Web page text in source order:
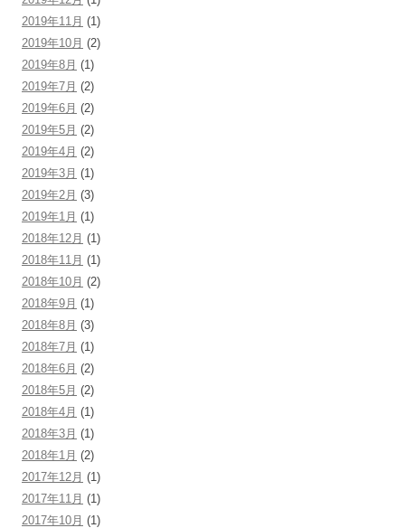
2019年11月 (1)
2019年10月 (2)
2019年8月 (1)
2019年7月 (2)
2019年6月 (2)
2019年5月 (2)
2019年4月 (2)
2019年3月 (1)
2019年2月 (3)
2019年1月 (1)
2018年12月 (1)
2018年11月 (1)
2018年10月 (2)
2018年9月 (1)
2018年8月 (3)
2018年7月 (1)
2018年6月 (2)
2018年5月 (2)
2018年4月 (1)
2018年3月 (1)
2018年1月 (2)
2017年12月 (1)
2017年11月 (1)
2017年10月 (1)